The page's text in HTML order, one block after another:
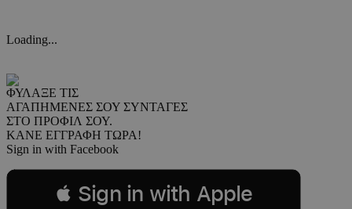
Loading...
ΦΥΛΑΞΕ ΤΙΣ
ΑΓΑΠΗΜΕΝΕΣ ΣΟΥ ΣΥΝΤΑΓΕΣ
ΣΤΟ ΠΡΟΦΙΛ ΣΟΥ.
ΚΑΝΕ ΕΓΓΡΑΦΗ ΤΩΡΑ!
Sign in with Facebook
 Sign in with Apple